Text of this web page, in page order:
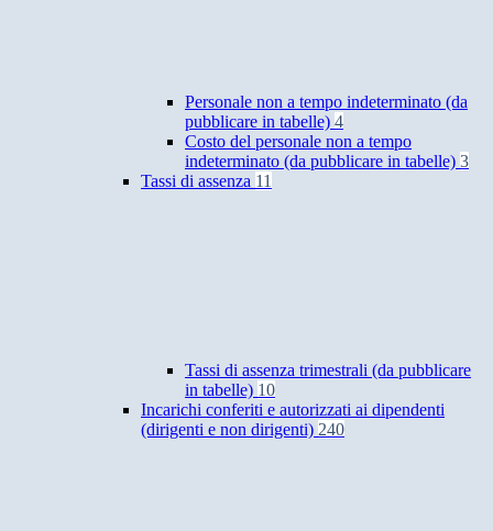
Personale non a tempo indeterminato (da
pubblicare in tabelle) 4
Costo del personale non a tempo
indeterminato (da pubblicare in tabelle) 3
Tassi di assenza 11
Tassi di assenza trimestrali (da pubblicare
in tabelle) 10
Incarichi conferiti e autorizzati ai dipendenti
(dirigenti e non dirigenti) 240